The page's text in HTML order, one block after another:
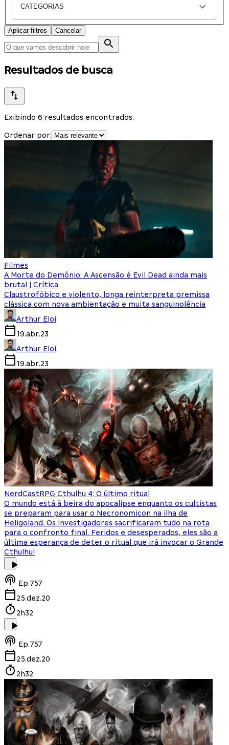
CATEGORIAS
Aplicar filtros Cancelar
Resultados de busca
Exibindo 6 resultados encontrados.
Ordenar por:
Filmes
A Morte do Demônio: A Ascensão é Evil Dead ainda mais
brutal | Crítica
Claustrofóbico e violento, longa reinterpreta premissa
clássica com nova ambientação e muita sanguinolência
Arthur Eloi
19.abr.23
Arthur Eloi
19.abr.23
NerdCastRPG Cthulhu 4: O último ritual
O mundo está à beira do apocalipse enquanto os cultistas
se preparam para usar o Necronomicon na ilha de
Heligoland. Os investigadores sacrificaram tudo na rota
para o confronto final. Feridos e desesperados, eles são a
última esperança de deter o ritual que irá invocar o Grande
Cthulhu!
Ep.757
25.dez.20
2h32
Ep.757
25.dez.20
2h32